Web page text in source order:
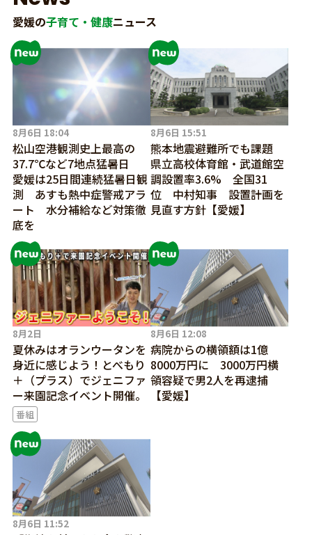
愛媛の子育て・健康ニュース
8月6日 18:04
松山空港観測史上最高の
37.7℃など7地点猛暑日
愛媛は25日間連続猛暑日観
測 あすも熱中症警戒アラ
ート 水分補給など対策徹
底を
8月6日 15:51
熊本地震避難所でも課題
県立高校体育館・武道館空
調設置率3.6% 全国31
位 中村知事 設置計画を
見直す方針【愛媛】
8月2日
夏休みはオランウータンを
身近に感じよう！とべもり
＋（プラス）でジェニファ
ー来園記念イベント開催。
番組
8月6日 12:08
病院からの横領額は1億
8000万円に 3000万円横
領容疑で男2人を再逮捕
【愛媛】
8月6日 11:52